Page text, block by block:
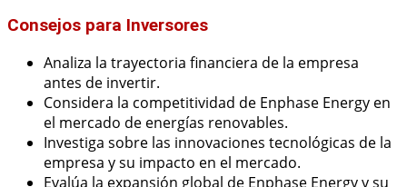
Consejos para Inversores
Analiza la trayectoria financiera de la empresa
antes de invertir.
Considera la competitividad de Enphase Energy en
el mercado de energías renovables.
Investiga sobre las innovaciones tecnológicas de la
empresa y su impacto en el mercado.
Evalúa la expansión global de Enphase Energy y su